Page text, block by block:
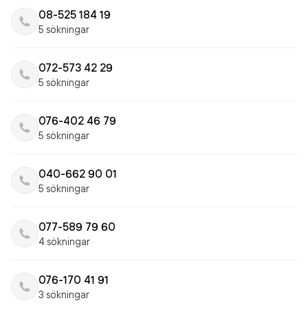
08-525 184 19
5 sökningar
072-573 42 29
5 sökningar
076-402 46 79
5 sökningar
040-662 90 01
5 sökningar
077-589 79 60
4 sökningar
076-170 41 91
3 sökningar